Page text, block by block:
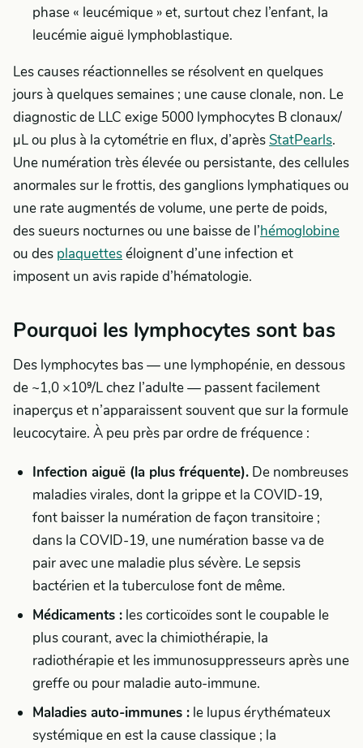
phase « leucémique » et, surtout chez l’enfant, la
leucémie aiguë lymphoblastique.
Les causes réactionnelles se résolvent en quelques
jours à quelques semaines ; une cause clonale, non. Le
diagnostic de LLC exige 5000 lymphocytes B clonaux/
µL ou plus à la cytométrie en flux, d’aprèsStatPearls.
Une numération très élevée ou persistante, des cellules
anormales sur le frottis, des ganglions lymphatiques ou
une rate augmentés de volume, une perte de poids,
des sueurs nocturnes ou une baisse de l’hémoglobine
ou des plaquetteséloignent d’une infection et
imposent un avis rapide d’hématologie.
Pourquoi les lymphocytes sont bas
Des lymphocytes bas — une lymphopénie, en dessous
de ~1,0 ×10⁹/L chez l’adulte — passent facilement
inaperçus et n’apparaissent souvent que sur la formule
leucocytaire. À peu près par ordre de fréquence :
Infection aiguë (la plus fréquente). De nombreuses
maladies virales, dont la grippe et la COVID-19,
font baisser la numération de façon transitoire ;
dans la COVID-19, une numération basse va de
pair avec une maladie plus sévère. Le sepsis
bactérien et la tuberculose font de même.
Médicaments : les corticoïdes sont le coupable le
plus courant, avec la chimiothérapie, la
radiothérapie et les immunosuppresseurs après une
greffe ou pour maladie auto-immune.
Maladies auto-immunes : le lupus érythémateux
systémique en est la cause classique ; la